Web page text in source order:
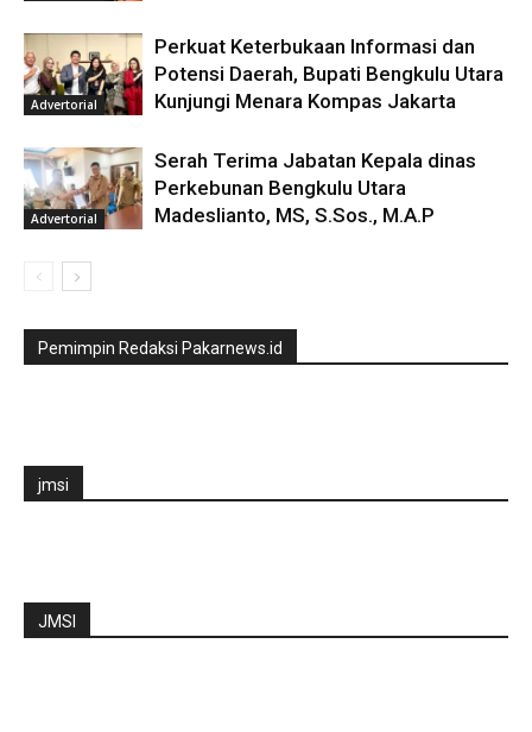
Advertorial
Perkuat Keterbukaan Informasi dan
Potensi Daerah, Bupati Bengkulu Utara
Kunjungi Menara Kompas Jakarta
Advertorial
Serah Terima Jabatan Kepala dinas
Perkebunan Bengkulu Utara
Madeslianto, MS, S.Sos., M.A.P
Pemimpin Redaksi Pakarnews.id
jmsi
JMSI